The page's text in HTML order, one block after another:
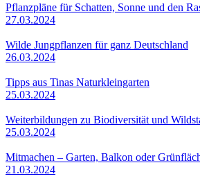
Pflanzpläne für Schatten, Sonne und den
27.03.2024
Wilde Jungpflanzen für ganz Deutschland
26.03.2024
Tipps aus Tinas Naturkleingarten
25.03.2024
Weiterbildungen zu Biodiversität und
25.03.2024
Mitmachen – Garten, Balkon oder
21.03.2024